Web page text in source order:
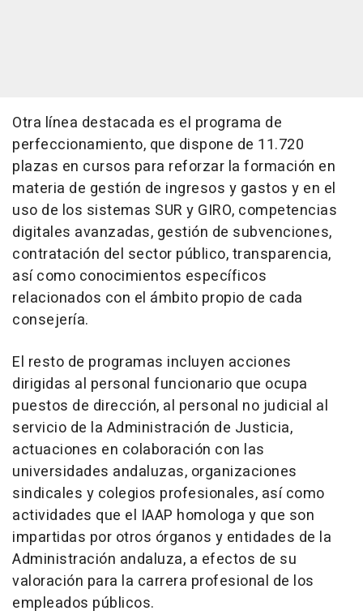
Otra línea destacada es el programa de
perfeccionamiento, que dispone de 11.720
plazas en cursos para reforzar la formación en
materia de gestión de ingresos y gastos y en el
uso de los sistemas SUR y GIRO, competencias
digitales avanzadas, gestión de subvenciones,
contratación del sector público, transparencia,
así como conocimientos específicos
relacionados con el ámbito propio de cada
consejería.
El resto de programas incluyen acciones
dirigidas al personal funcionario que ocupa
puestos de dirección, al personal no judicial al
servicio de la Administración de Justicia,
actuaciones en colaboración con las
universidades andaluzas, organizaciones
sindicales y colegios profesionales, así como
actividades que el IAAP homologa y que son
impartidas por otros órganos y entidades de la
Administración andaluza, a efectos de su
valoración para la carrera profesional de los
empleados públicos.